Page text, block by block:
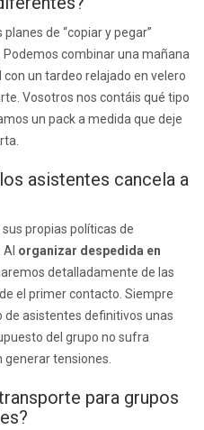
de “copiar y pegar”
combinar una mañana
un tardeo relajado en velero
Vosotros nos contáis qué tipo
un pack a medida que deje
asistentes cancela a
propias políticas de
organizar despedida en
detalladamente de las
el primer contacto. Siempre
asistentes definitivos unas
del grupo no sufra
tensiones.
para grupos